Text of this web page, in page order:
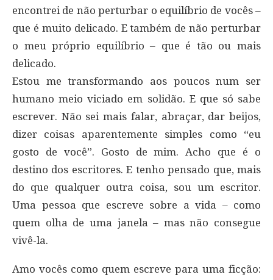
encontrei de não perturbar o equilíbrio de vocês –
que é muito delicado. E também de não perturbar
o meu próprio equilíbrio – que é tão ou mais
delicado.
Estou me transformando aos poucos num ser
humano meio viciado em solidão. E que só sabe
escrever. Não sei mais falar, abraçar, dar beijos,
dizer coisas aparentemente simples como “eu
gosto de você”. Gosto de mim. Acho que é o
destino dos escritores. E tenho pensado que, mais
do que qualquer outra coisa, sou um escritor.
Uma pessoa que escreve sobre a vida – como
quem olha de uma janela – mas não consegue
vivê-la.
Amo vocês como quem escreve para uma ficção: